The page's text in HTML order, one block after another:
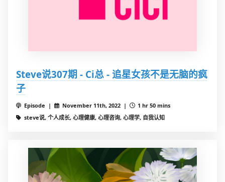
Steve说307期 - Ci总 - 追星女孩不是无脑的疯
子
Episode | November 11th, 2022 |
1 hr 50 mins
steve说, 个人成长, 心理健康, 心理咨询, 心理学, 自我认知